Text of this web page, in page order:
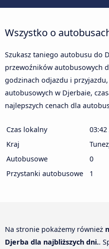
Wszystko o
Szukasz taniego autobusu do
przewoźników autobusowych
godzinach odjazdu i
autobusowych w Djerbaie,
najlepszych cenach dla
Czas lokalny
03:42
Kraj
Autobusowe
0
Przystanki autobusowe
1
Na stronie pokażemy również
Djerba dla najbliższych dni..